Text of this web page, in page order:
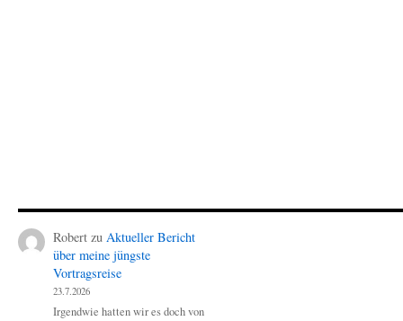
Robert zu Aktueller Bericht
über meine jüngste
Vortragsreise
23.7.2026
Irgendwie hatten wir es doch von